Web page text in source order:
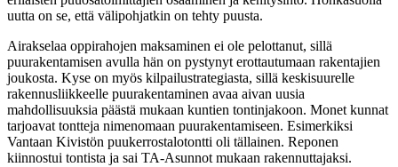
uutta on se, että välipohjatkin on tehty puusta.
Airakselaa oppirahojen maksaminen ei ole pelottanut, sillä
puurakentamisen avulla hän on pystynyt erottautumaan rakentajien
joukosta. Kyse on myös kilpailustrategiasta, sillä keskisuurelle
rakennusliikkeelle puurakentaminen avaa aivan uusia
mahdollisuuksia päästä mukaan kuntien tontinjakoon. Monet kunnat
tarjoavat tontteja nimenomaan puurakentamiseen. Esimerkiksi
Vantaan Kivistön puukerrostalotontti oli tällainen. Reponen
kiinnostui tontista ja sai TA-Asunnot mukaan rakennuttajaksi.